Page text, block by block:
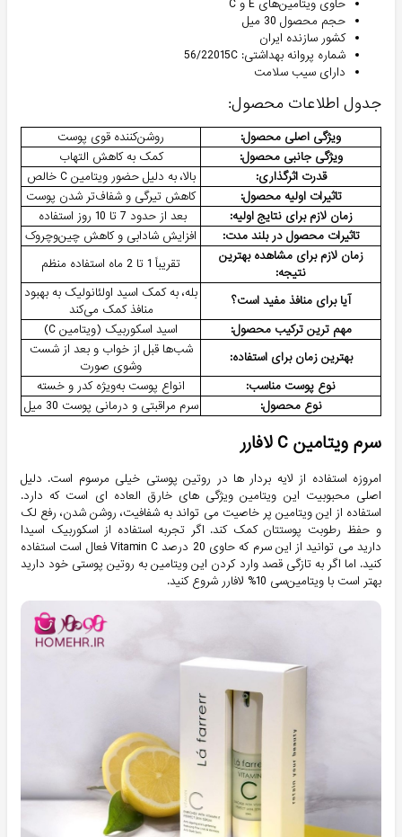
حاوی ویتامین‌های E و C
حجم محصول 30 میل
کشور سازنده ایران
شماره پروانه بهداشتی: 56/22015C
دارای سیب سلامت
جدول اطلاعات محصول:
ویژگی اصلی محصول:
روشن‌کننده قوی پوست
ویژگی جانبی محصول:
کمک به کاهش التهاب
قدرت اثرگذاری:
بالا، به دلیل حضور ویتامین C خالص
تاثیرات اولیه محصول:
کاهش تیرگی و شفاف‌تر شدن پوست
زمان لازم برای نتایج اولیه:
بعد از حدود 7 تا 10 روز استفاده
تاثیرات محصول در بلند مدت:
افزایش شادابی و کاهش چین‌وچروک
زمان لازم برای مشاهده بهترین
نتیجه:
تقریباً 1 تا 2 ماه استفاده منظم
آیا برای منافذ مفید است؟
بله، به کمک اسید اولئانولیک به بهبود
منافذ کمک می‌کند
مهم ترین ترکیب محصول:
اسید اسکوربیک (ویتامین C)
بهترین زمان برای استفاده:
شب‌ها قبل از خواب و بعد از شست
وشوی صورت
نوع پوست مناسب:
انواع پوست به‌ویژه کدر و خسته
نوع محصول:
سرم مراقبتی و درمانی پوست 30 میل
سرم ویتامین C لافارر
امروزه استفاده از لایه بردار ها در روتین پوستی خیلی مرسوم است. دلیل
اصلی محبوبیت این ویتامین ویژگی های خارق العاده ای است که دارد.
استفاده از این ویتامین پر خاصیت می تواند به شفافیت، روشن شدن، رفع لک
و حفظ رطوبت پوستتان کمک کند. اگر تجربه استفاده از اسکوربیک اسیدا
دارید می توانید از این سرم که حاوی 20 درصد Vitamin C فعال است استفاده
کنید. اما اگر به تازگی قصد وارد کردن این ویتامین به روتین پوستی خود دارید
بهتر است با ویتامین‌سی 10% لافارر شروع کنید.